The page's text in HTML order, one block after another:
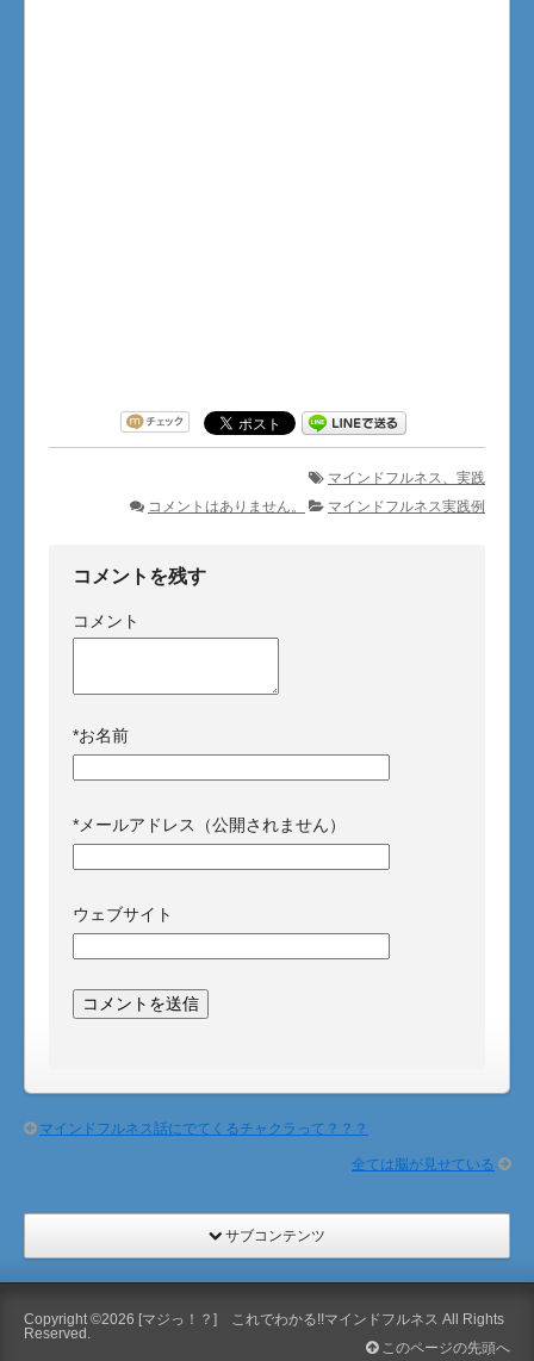
マインドフルネス、実践
コメントはありません。
マインドフルネス実践例
コメントを残す
コメント
*お名前
* メールアドレス（公開されません）
ウェブサイト
マインドフルネス話にでてくるチャクラって？？？
全ては脳が見せている
サブコンテンツ
Copyright ©2026 [マジっ！？] これでわかる!!マインドフルネス All Rights
Reserved.
このページの先頭へ